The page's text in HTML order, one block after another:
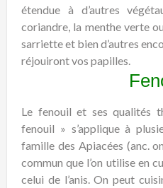
étendue à d’autres
coriandre, la menthe verte
sarriette et bien d’autres
réjouiront vos papilles.
Le fenouil et ses qualités
fenouil » s’applique à
famille des Apiacées (anc.
commun que l’on utilise en
celui de l’anis. On peut